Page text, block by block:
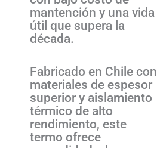
mantención y una vida
útil que supera la
década.
Fabricado en Chile con
materiales de espesor
superior y aislamiento
térmico de alto
rendimiento, este
termo ofrece